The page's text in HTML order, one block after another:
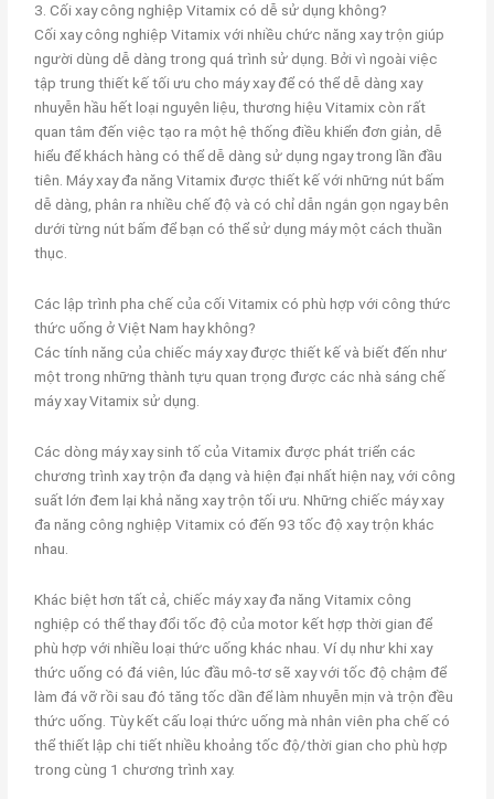
3. Cối xay công nghiệp Vitamix có dễ sử dụng không?
Cối xay công nghiệp Vitamix với nhiều chức năng xay trộn giúp
người dùng dễ dàng trong quá trình sử dụng. Bởi vì ngoài việc
tập trung thiết kế tối ưu cho máy xay để có thể dễ dàng xay
nhuyễn hầu hết loại nguyên liệu, thương hiệu Vitamix còn rất
quan tâm đến việc tạo ra một hệ thống điều khiển đơn giản, dễ
hiểu để khách hàng có thể dễ dàng sử dụng ngay trong lần đầu
tiên. Máy xay đa năng Vitamix được thiết kế với những nút bấm
dễ dàng, phân ra nhiều chế độ và có chỉ dẫn ngắn gọn ngay bên
dưới từng nút bấm để bạn có thể sử dụng máy một cách thuần
thục.
Các lập trình pha chế của cối Vitamix có phù hợp với công thức
thức uống ở Việt Nam hay không?
Các tính năng của chiếc máy xay được thiết kế và biết đến như
một trong những thành tựu quan trọng được các nhà sáng chế
máy xay Vitamix sử dụng.
Các dòng máy xay sinh tố của Vitamix được phát triển các
chương trình xay trộn đa dạng và hiện đại nhất hiện nay, với công
suất lớn đem lại khả năng xay trộn tối ưu. Những chiếc máy xay
đa năng công nghiệp Vitamix có đến 93 tốc độ xay trộn khác
nhau.
Khác biệt hơn tất cả, chiếc máy xay đa năng Vitamix công
nghiệp có thể thay đổi tốc độ của motor kết hợp thời gian để
phù hợp với nhiều loại thức uống khác nhau. Ví dụ như khi xay
thức uống có đá viên, lúc đầu mô-tơ sẽ xay với tốc độ chậm để
làm đá vỡ rồi sau đó tăng tốc dần để làm nhuyễn mịn và trộn đều
thức uống. Tùy kết cấu loại thức uống mà nhân viên pha chế có
thể thiết lập chi tiết nhiều khoảng tốc độ/thời gian cho phù hợp
trong cùng 1 chương trình xay.